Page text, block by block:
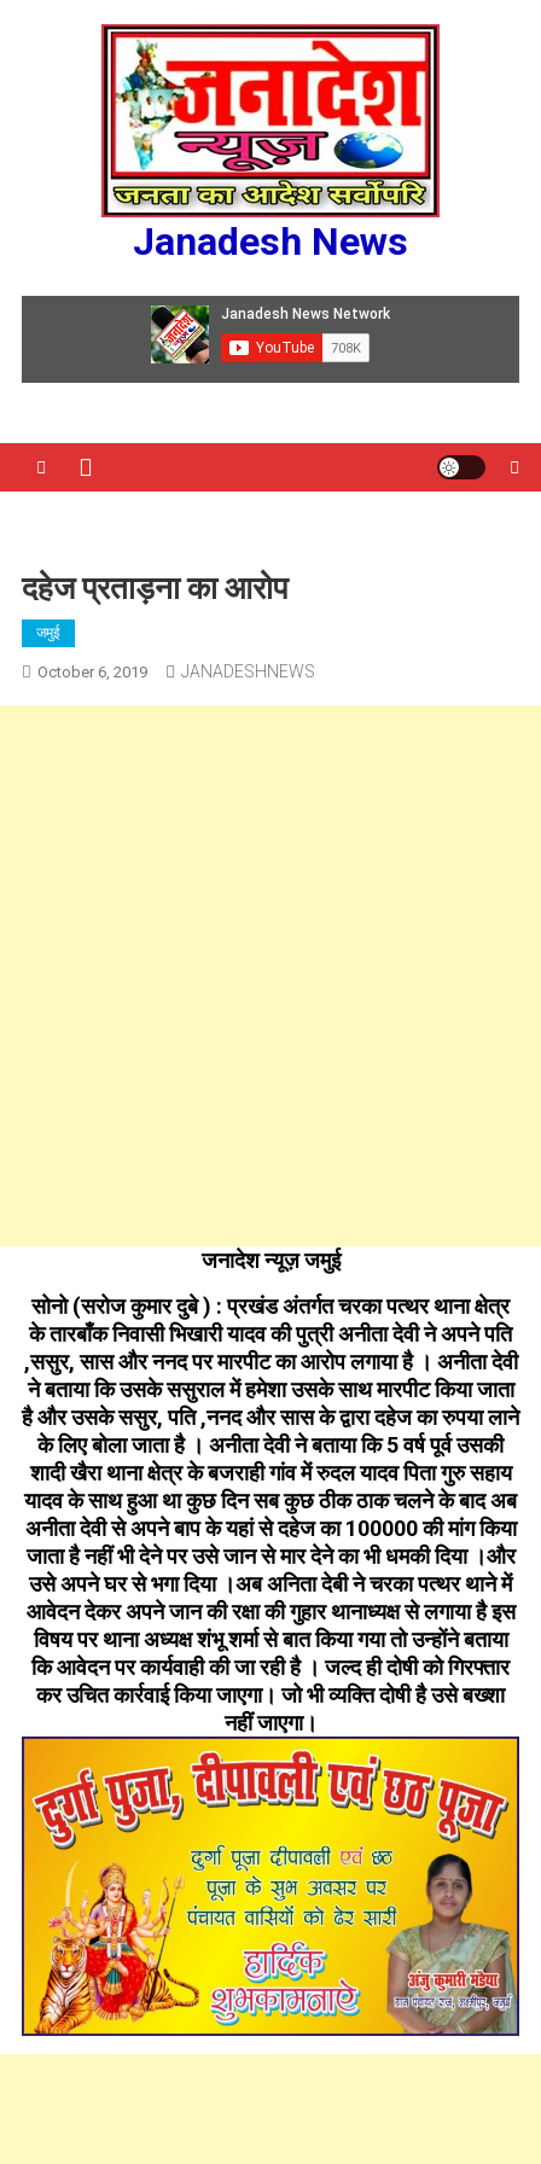
Janadesh News
दहेज प्रताड़ना का आरोप
जमुई
October 6, 2019 JANADESHNEWS
जनादेश न्यूज़ जमुई
सोनो (सरोज कुमार दुबे ) : प्रखंड अंतर्गत चरका पत्थर थाना क्षेत्र
के तारबाँक निवासी भिखारी यादव की पुत्री अनीता देवी ने अपने पति
,ससुर, सास और ननद पर मारपीट का आरोप लगाया है । अनीता देवी
ने बताया कि उसके ससुराल में हमेशा उसके साथ मारपीट किया जाता
है और उसके ससुर, पति ,ननद और सास के द्वारा दहेज का रुपया लाने
के लिए बोला जाता है । अनीता देवी ने बताया कि 5 वर्ष पूर्व उसकी
शादी खैरा थाना क्षेत्र के बजराही गांव में रुदल यादव पिता गुरु सहाय
यादव के साथ हुआ था कुछ दिन सब कुछ ठीक ठाक चलने के बाद अब
अनीता देवी से अपने बाप के यहां से दहेज का ₹100000 की मांग किया
जाता है नहीं भी देने पर उसे जान से मार देने का भी धमकी दिया ।और
उसे अपने घर से भगा दिया ।अब अनिता देबी ने चरका पत्थर थाने में
आवेदन देकर अपने जान की रक्षा की गुहार थानाध्यक्ष से लगाया है इस
विषय पर थाना अध्यक्ष शंभू शर्मा से बात किया गया तो उन्होंने बताया
कि आवेदन पर कार्यवाही की जा रही है । जल्द ही दोषी को गिरफ्तार
कर उचित कार्रवाई किया जाएगा। जो भी व्यक्ति दोषी है उसे बख्शा
नहीं जाएगा।